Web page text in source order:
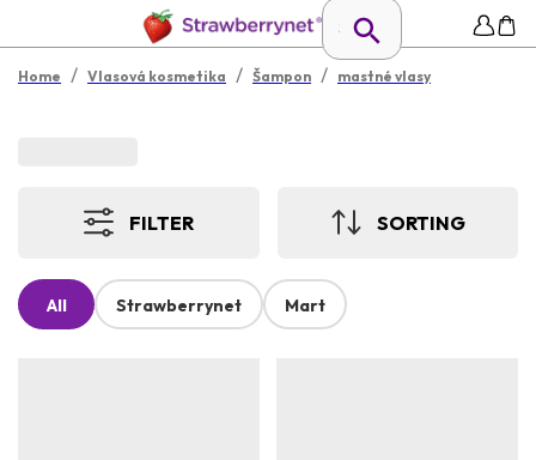
Home / Vlasová kosmetika / Šampon / mastné vlasy
FILTER SORTING
All Strawberrynet Mart